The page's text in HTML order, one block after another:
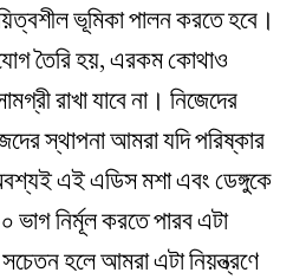
ভূমিকা পালন করতে হবে।
তৈরি হয়, এরকম কোথাও
রাখা যাবে না। নিজেদের
স্থাপনা আমরা যদি পরিষ্কার
এই এডিস মশা এবং ডেঙ্গুকে
নির্মূল করতে পারব এটা
হলে আমরা এটা নিয়ন্ত্রণে